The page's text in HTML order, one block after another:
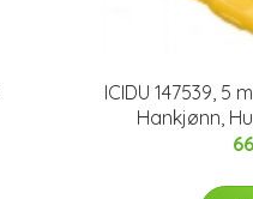
ICIDU 147539, 5
Hankjønn,